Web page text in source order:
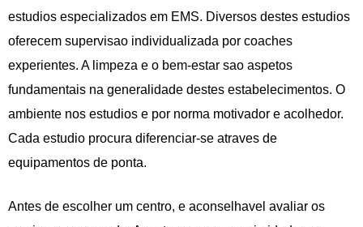
estudios especializados em EMS. Diversos destes estudios
oferecem supervisao individualizada por coaches
experientes. A limpeza e o bem-estar sao aspetos
fundamentais na generalidade destes estabelecimentos. O
ambiente nos estudios e por norma motivador e acolhedor.
Cada estudio procura diferenciar-se atraves de
equipamentos de ponta.
Antes de escolher um centro, e aconselhavel avaliar os